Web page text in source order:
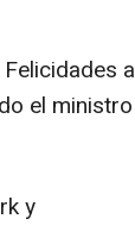
a
el ministro
y